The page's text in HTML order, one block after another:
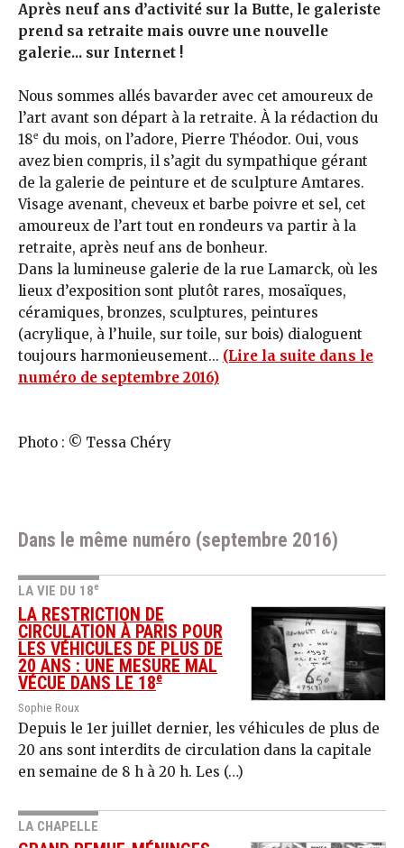
Après neuf ans d’activité sur la Butte, le galeriste
prend sa retraite mais ouvre une nouvelle
galerie... sur Internet !
Nous sommes allés bavarder avec cet amoureux de
l’art avant son départ à la retraite. À la rédaction du
18e du mois, on l’adore, Pierre Théodor. Oui, vous
avez bien compris, il s’agit du sympathique gérant
de la galerie de peinture et de sculpture Amtares.
Visage avenant, cheveux et barbe poivre et sel, cet
amoureux de l’art tout en rondeurs va partir à la
retraite, après neuf ans de bonheur.
Dans la lumineuse galerie de la rue Lamarck, où les
lieux d’exposition sont plutôt rares, mosaïques,
céramiques, bronzes, sculptures, peintures
(acrylique, à l’huile, sur toile, sur bois) dialoguent
toujours harmonieusement... (Lire la suite dans le
numéro de septembre 2016)
Photo : © Tessa Chéry
Dans le même numéro (septembre 2016)
LA VIE DU 18e
LA RESTRICTION DE
CIRCULATION À PARIS POUR
LES VÉHICULES DE PLUS DE
20 ANS : UNE MESURE MAL
VÉCUE DANS LE 18e
Sophie Roux
Depuis le 1er juillet dernier, les véhicules de plus de
20 ans sont interdits de circulation dans la capitale
en semaine de 8 h à 20 h. Les (…)
LA CHAPELLE